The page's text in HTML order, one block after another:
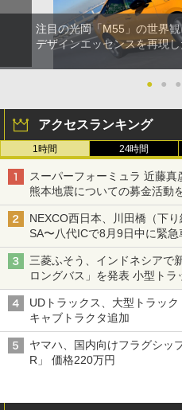
注目の光岡「M55」の世界
デザインエッセンスを再現
● ● ●
アクセスランキング
1時間 24時間
スーパーフォーミュラ 近藤
熊本地震についての募金活動
NEXCO西日本、川田橋（下
SA〜八代ICで8月9日中に緊
三菱ふそう、インドネシアで
ロングバス」を発表 小型トラ
バス
UDトラックス、大型トラッ
キャブトラクタ追加
ヤマハ、国内向けフラグシッ
R」 価格220万円